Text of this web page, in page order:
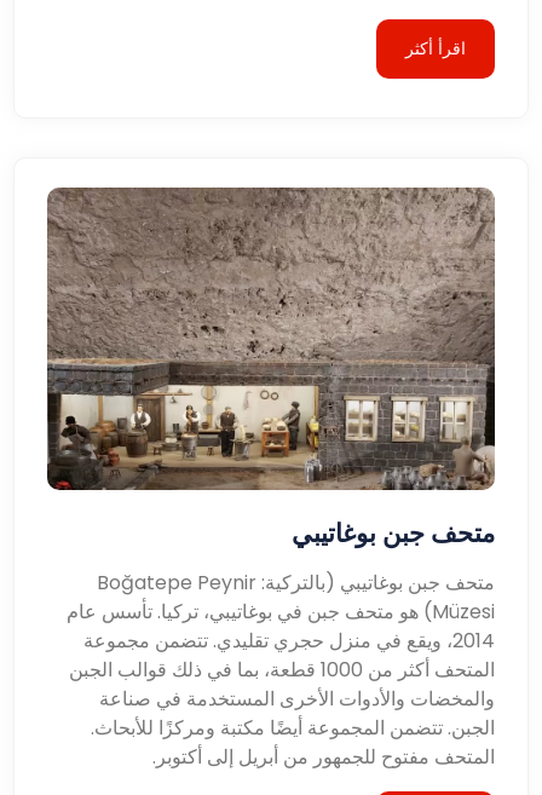
اقرأ أكثر
متحف جبن بوغاتيبي
متحف جبن بوغاتيبي (بالتركية: Boğatepe Peynir
Müzesi) هو متحف جبن في بوغاتيبي، تركيا. تأسس عام
2014، ويقع في منزل حجري تقليدي. تتضمن مجموعة
المتحف أكثر من 1000 قطعة، بما في ذلك قوالب الجبن
والمخضات والأدوات الأخرى المستخدمة في صناعة
الجبن. تتضمن المجموعة أيضًا مكتبة ومركزًا للأبحاث.
المتحف مفتوح للجمهور من أبريل إلى أكتوبر.